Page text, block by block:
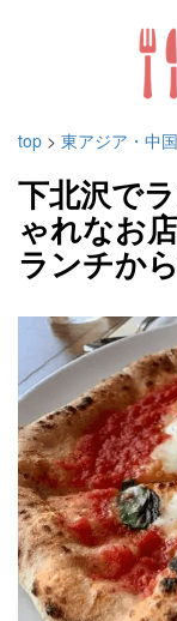
top > 東アジア・中
下北沢で
ゃれなお
ランチか